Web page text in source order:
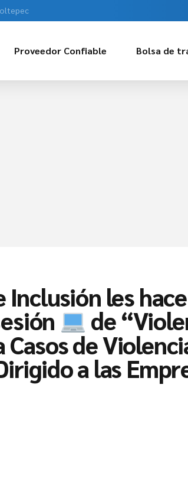
Proveedor Confiable Bolsa de
Inclusión les
de
de
a las